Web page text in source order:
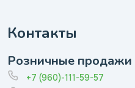
Контакты
Розничные продажи
+7 (960)-111-59-57